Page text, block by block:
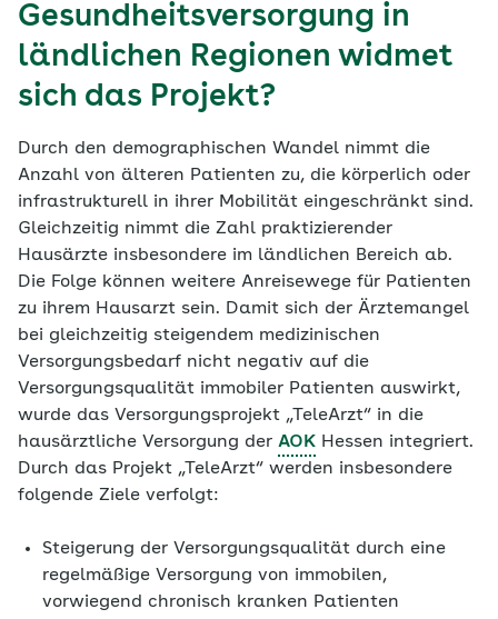
Gesundheitsversorgung in
ländlichen Regionen widmet
sich das Projekt?
Durch den demographischen Wandel nimmt die
Anzahl von älteren Patienten zu, die körperlich oder
infrastrukturell in ihrer Mobilität eingeschränkt sind.
Gleichzeitig nimmt die Zahl praktizierender
Hausärzte insbesondere im ländlichen Bereich ab.
Die Folge können weitere Anreisewege für Patienten
zu ihrem Hausarzt sein. Damit sich der Ärztemangel
bei gleichzeitig steigendem medizinischen
Versorgungsbedarf nicht negativ auf die
Versorgungsqualität immobiler Patienten auswirkt,
wurde das Versorgungsprojekt „TeleArzt“ in die
hausärztliche Versorgung der AOK Hessen integriert.
Durch das Projekt „TeleArzt“ werden insbesondere
folgende Ziele verfolgt:
Steigerung der Versorgungsqualität durch eine
regelmäßige Versorgung von immobilen,
vorwiegend chronisch kranken Patienten